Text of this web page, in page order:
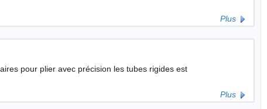
Plus
pour plier avec précision les tubes rigides est
Plus